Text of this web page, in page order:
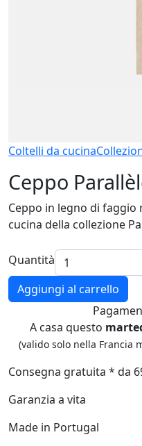
Coltelli da cucina
Ceppo
Ceppo in legno di
cucina della collezione
Quantità
Aggiungi al carrello
A casa questo
(valido solo nella Francia
Consegna gratuita * da
Garanzia a vita
Made in Portugal